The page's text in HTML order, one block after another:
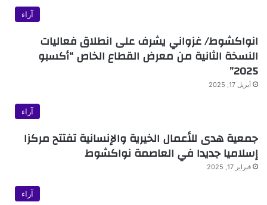
آراء
انواكشوط/ غزواني يشرف على انطلاق فعاليات
النسخة الثانية من معرض القطاع الخاص “أكسبو
2025”
أبريل 17, 2025
آراء
جمعية هدى للأعمال الخيرية والإنسانية تفتتح مركزا
إسلاميا جديدا في العاصمة نواكشوط
فبراير 17, 2025
آراء